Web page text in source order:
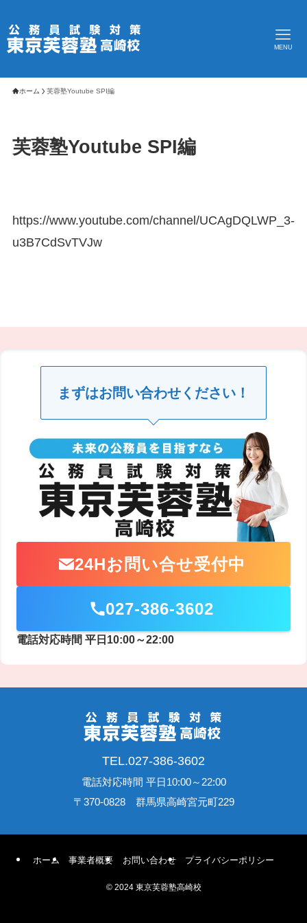
MENU
ホーム 芙蓉塾Youtube SPI編
芙蓉塾Youtube SPI編
https://www.youtube.com/channel/UCAgDQLWP_3-
u3B7CdSvTVJw
まずはお問い合わせください！
24Hお問い合せ受付中
027-386-3602
電話対応時間 平日10:00～22:00
TEL.027-386-3602
電話対応時間 平日10:00～22:00
〒370-0828 群馬県高崎宮元町229
ホーム 事業者概要 お問い合わせ プライバシーポリシー
©2024 東京芙蓉塾高崎校